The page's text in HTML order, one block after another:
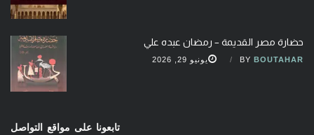
حضارة مصر القديمة – رمضان عبده علي
BY BOUTAHAR يونيو 29, 2026
تابعونا على مواقع التواصل